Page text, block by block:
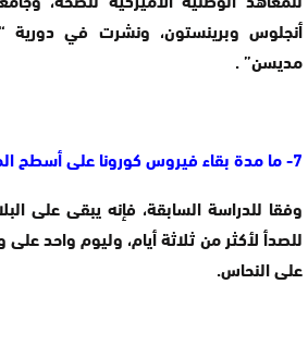
أنجلوس وبرينستون، ونشرت في دورية
مديسن” .
7- ما مدة بقاء فيروس كورونا على أسطح المواد المختلفة؟
وفقا للدراسة السابقة، فإنه يبقى على
للصدأ لأكثر من ثلاثة أيام، وليوم واحد
على النحاس.